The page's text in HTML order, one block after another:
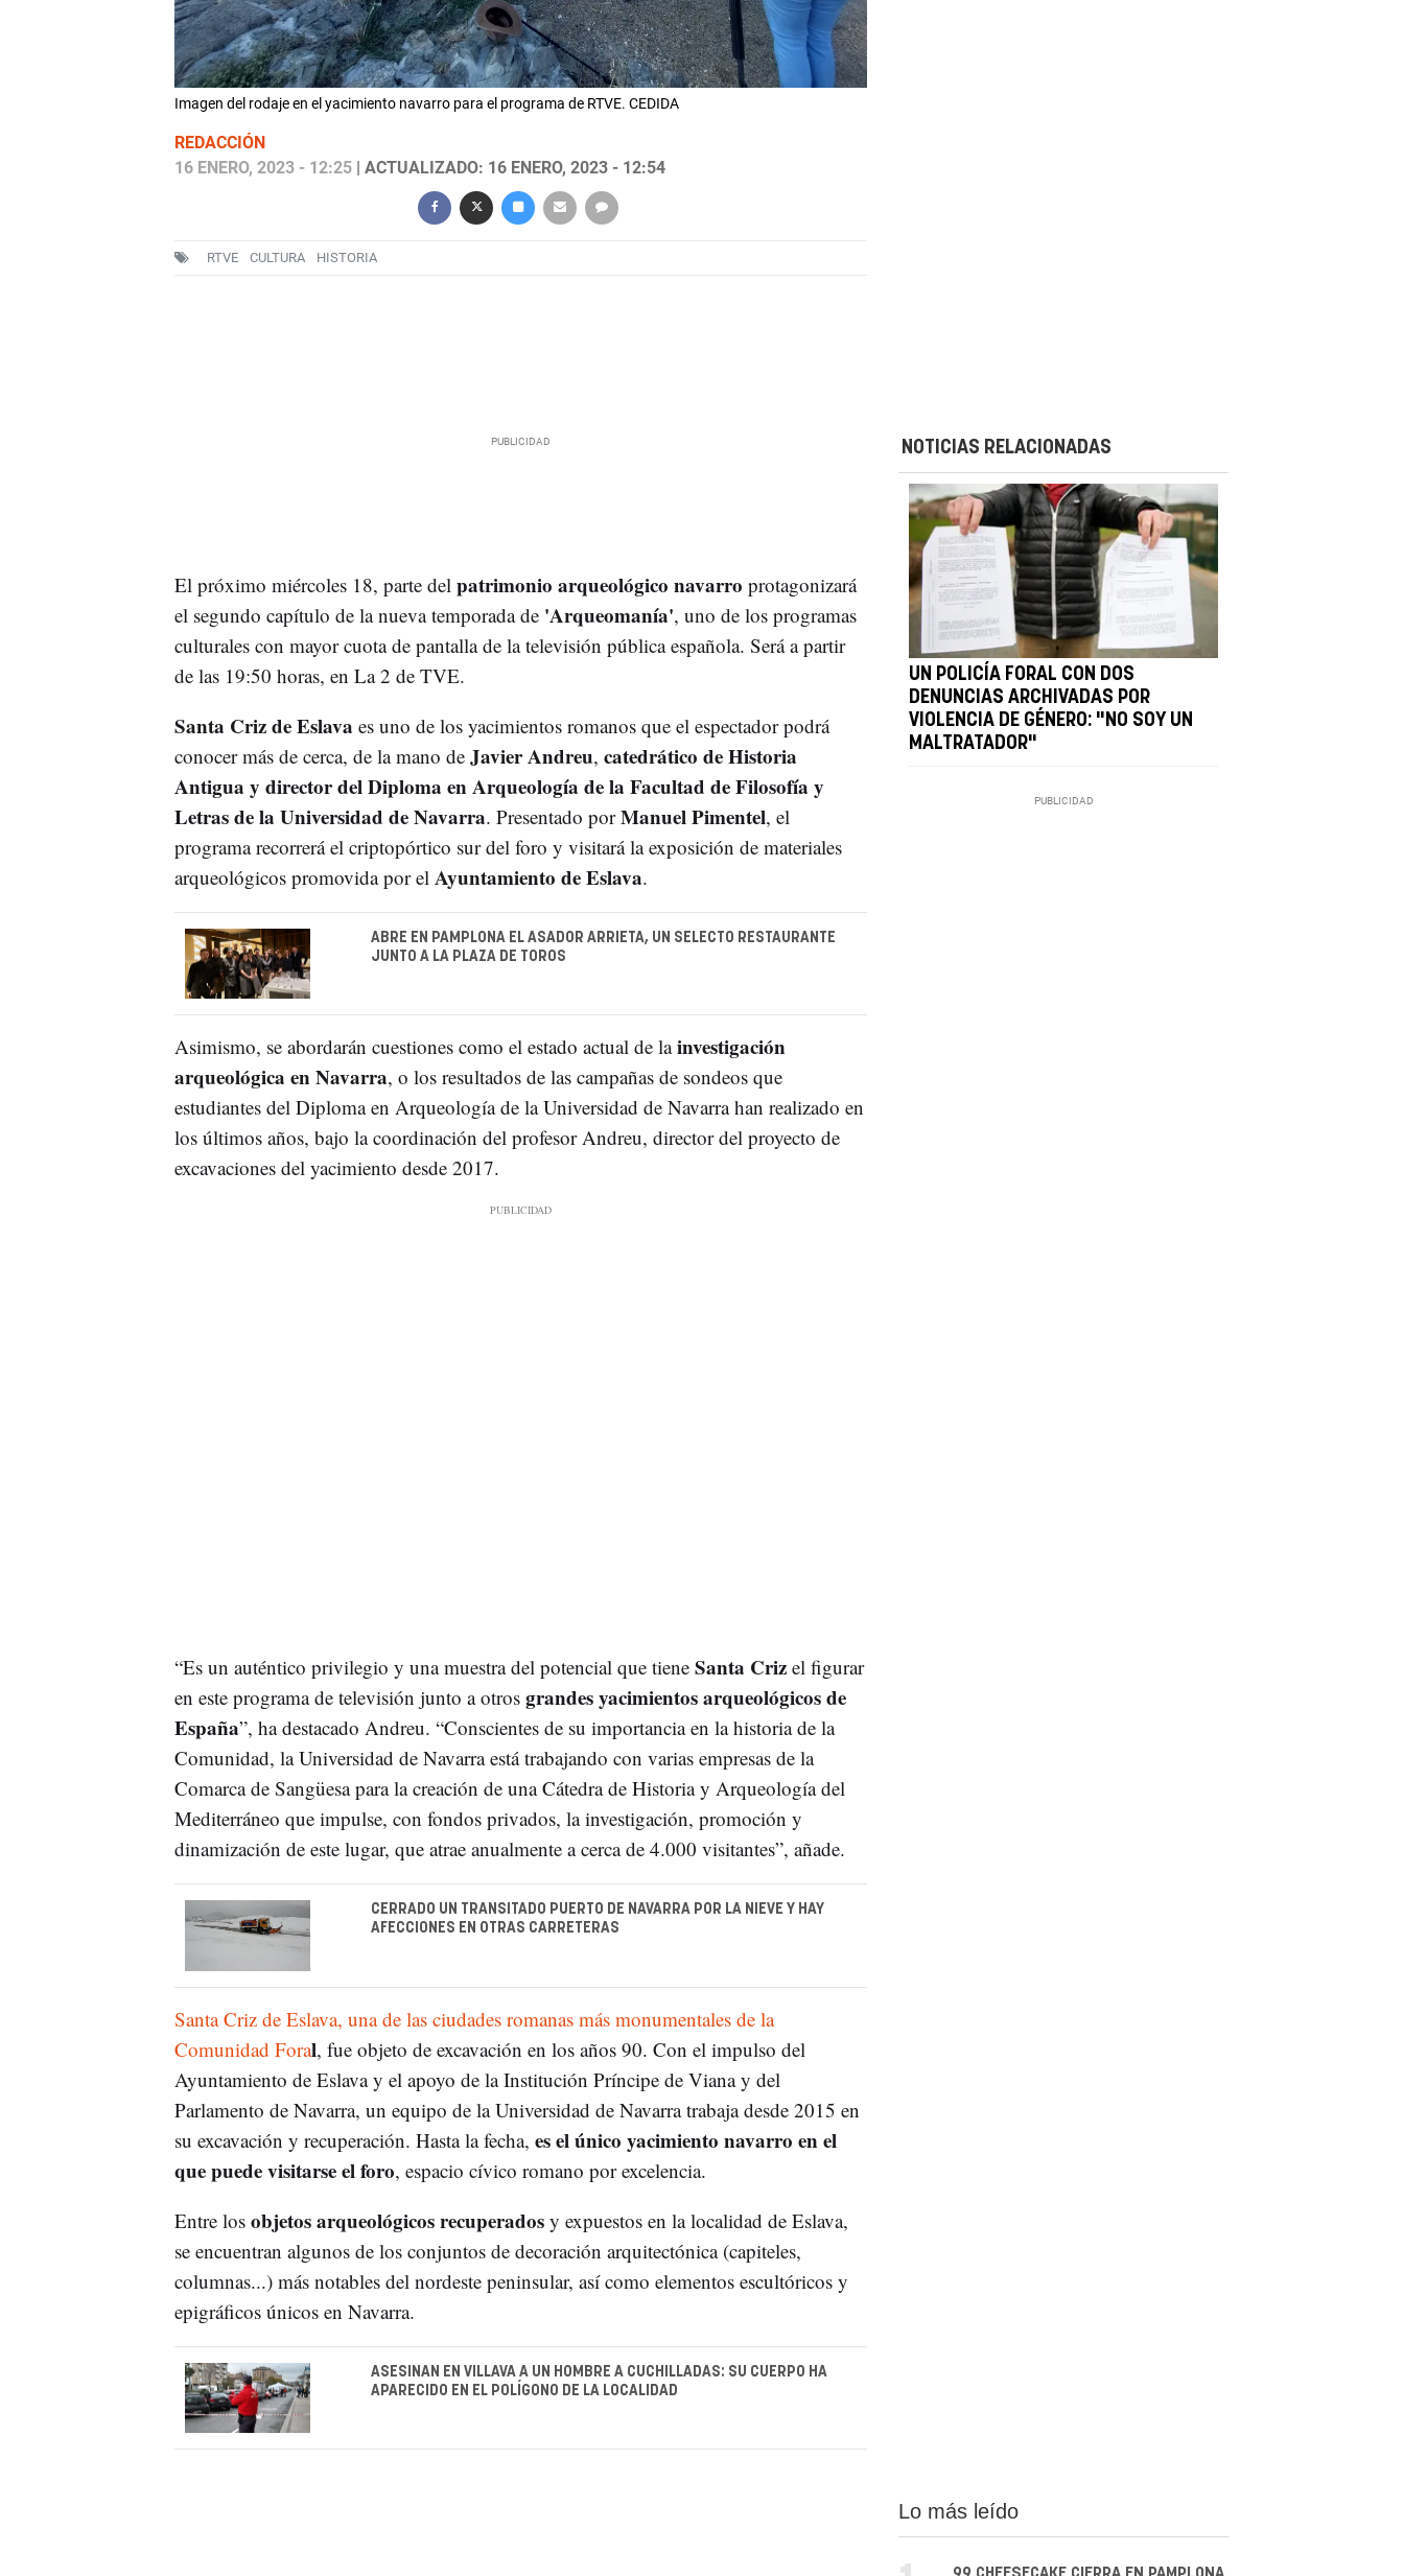
Imagen del rodaje en el yacimiento navarro para el programa de RTVE. CEDIDA
REDACCIÓN
16 ENERO, 2023 - 12:25| ACTUALIZADO: 16 ENERO, 2023 - 12:54
RTVE CULTURA HISTORIA
El próximo miércoles 18, parte delpatrimonio arqueológico navarro protagonizará
el segundo capítulo de la nueva temporada de 'Arqueomanía', uno de los programas
culturales con mayor cuota de pantalla de la televisión pública española. Será a partir
de las 19:50 horas, en La 2 de TVE.
Santa Criz de Eslava es uno de los yacimientos romanos que el espectador podrá
conocer más de cerca, de la mano de Javier Andreu, catedrático de Historia
Antigua y director del Diploma en Arqueología de la Facultad de Filosofía y
Letras de la Universidad de Navarra. Presentado porManuel Pimentel, el
programa recorrerá el criptopórtico sur del foro y visitará la exposición de materiales
arqueológicos promovida por elAyuntamiento de Eslava.
ABRE EN PAMPLONA EL ASADOR ARRIETA, UN SELECTO RESTAURANTE
JUNTO A LA PLAZA DE TOROS
Asimismo, se abordarán cuestiones como el estado actual de lainvestigación
arqueológica en Navarra, o los resultados de las campañas de sondeos que
estudiantes del Diploma en Arqueología de la Universidad de Navarra han realizado en
los últimos años, bajo la coordinación del profesor Andreu, director del proyecto de
excavaciones del yacimiento desde 2017.
“Es un auténtico privilegio y una muestra del potencial que tiene Santa Crizel figurar
en este programa de televisión junto a otros grandes yacimientos arqueológicos de
España”, ha destacado Andreu. “Conscientes de su importancia en la historia de la
Comunidad, la Universidad de Navarra está trabajando con varias empresas de la
Comarca de Sangüesa para la creación de una Cátedra de Historia y Arqueología del
Mediterráneo que impulse, con fondos privados, la investigación, promoción y
dinamización de este lugar, que atrae anualmente a cerca de 4.000 visitantes”, añade.
CERRADO UN TRANSITADO PUERTO DE NAVARRA POR LA NIEVE Y HAY
AFECCIONES EN OTRAS CARRETERAS
Santa Criz de Eslava, una de las ciudades romanas más monumentales de la
Comunidad Foral, fue objeto de excavación en los años 90. Con el impulso del
Ayuntamiento de Eslava y el apoyo de la Institución Príncipe de Viana y del
Parlamento de Navarra, un equipo de la Universidad de Navarra trabaja desde 2015 en
su excavación y recuperación. Hasta la fecha, es el único yacimiento navarro en el
que puede visitarse el foro, espacio cívico romano por excelencia.
Entre losobjetos arqueológicos recuperadosy expuestos en la localidad de Eslava,
se encuentran algunos de los conjuntos de decoración arquitectónica (capiteles,
columnas...) más notables del nordeste peninsular, así como elementos escultóricos y
epigráficos únicos en Navarra.
ASESINAN EN VILLAVA A UN HOMBRE A CUCHILLADAS: SU CUERPO HA
APARECIDO EN EL POLÍGONO DE LA LOCALIDAD
NOTICIAS RELACIONADAS
UN POLICÍA FORAL CON DOS
DENUNCIAS ARCHIVADAS POR
VIOLENCIA DE GÉNERO: "NO SOY UN
MALTRATADOR"
Lo más leído